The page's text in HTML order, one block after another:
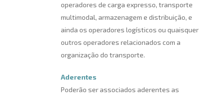
operadores de carga expresso, transporte
multimodal, armazenagem e distribuição, e
ainda os operadores logísticos ou quaisquer
outros operadores relacionados com a
organização do transporte.
Aderentes
Poderão ser associados aderentes as